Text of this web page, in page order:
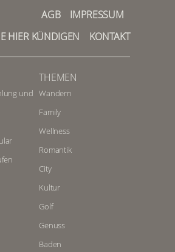
AGB
IMPRESSUM
HIER KÜNDIGEN
KONTAKT
und
THEMEN
Wandern
Family
Wellness
Romantik
City
Kultur
Golf
Genuss
Baden